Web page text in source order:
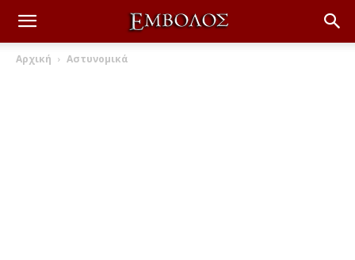
Αρχική Αστυνομικά